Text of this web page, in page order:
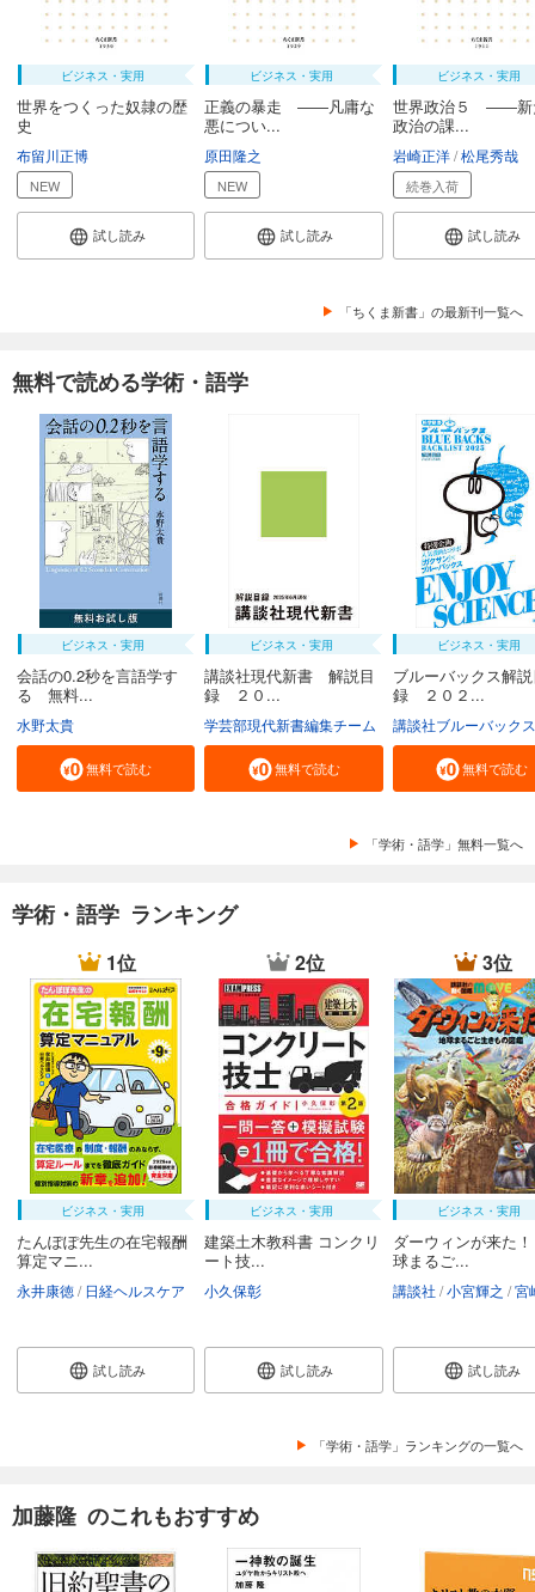
ビジネス・実用
世界をつくった奴隷の歴
史
布留川正博
NEW
試し読み
ビジネス・実用
正義の暴走 ――凡庸な
悪につい...
原田隆之
NEW
試し読み
ビジネス・実用
世界政治５ ――新
政治の課...
岩崎正洋 松尾秀哉
続巻入荷
試し読み
「ちくま新書」の最新刊一覧へ
無料で読める学術・語学
ビジネス・実用
会話の0.2秒を言語学す
る 無料...
水野太貴
無料で読む
ビジネス・実用
講談社現代新書 解説目
録 ２０...
学芸部現代新書編集チーム
無料で読む
ビジネス・実用
ブルーバックス解
録 ２０２...
講談社ブルーバックス
無料で読む
「学術・語学」無料一覧へ
学術・語学 ランキング
1位
ビジネス・実用
たんぽぽ先生の在宅報酬
算定マニ...
永井康徳 日経ヘルスケア
試し読み
2位
ビジネス・実用
建築土木教科書 コンクリ
ート技...
小久保彰
試し読み
3位
ビジネス・実用
ダーウィンが来た
球まるご...
講談社 小宮輝之 宮崎
試し読み
「学術・語学」ランキングの一覧へ
加藤隆 のこれもおすすめ